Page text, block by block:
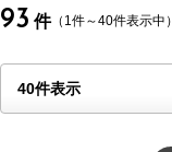
93 件（1件～40件表示中）